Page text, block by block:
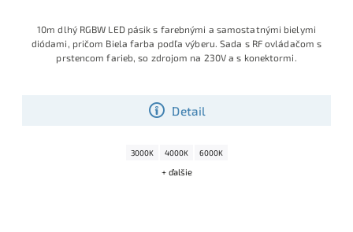
Detail
10m dlhý RGBW LED pásik s farebnými a samostatnými bielymi
diódami, pričom Biela farba podľa výberu. Sada s RF ovládačom s
prstencom farieb, so zdrojom na 230V a s konektormi.
3000K 4000K 6000K
+ ďalšie